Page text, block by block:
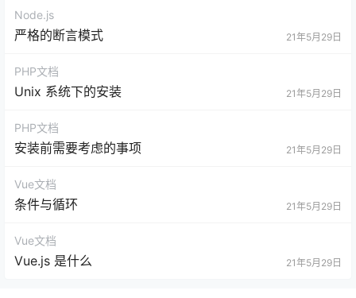
Node.js
严格的断言模式 21年5月29日
PHP文档
Unix 系统下的安装 21年5月29日
PHP文档
安装前需要考虑的事项 21年5月29日
Vue文档
条件与循环 21年5月29日
Vue文档
Vue.js 是什么 21年5月29日